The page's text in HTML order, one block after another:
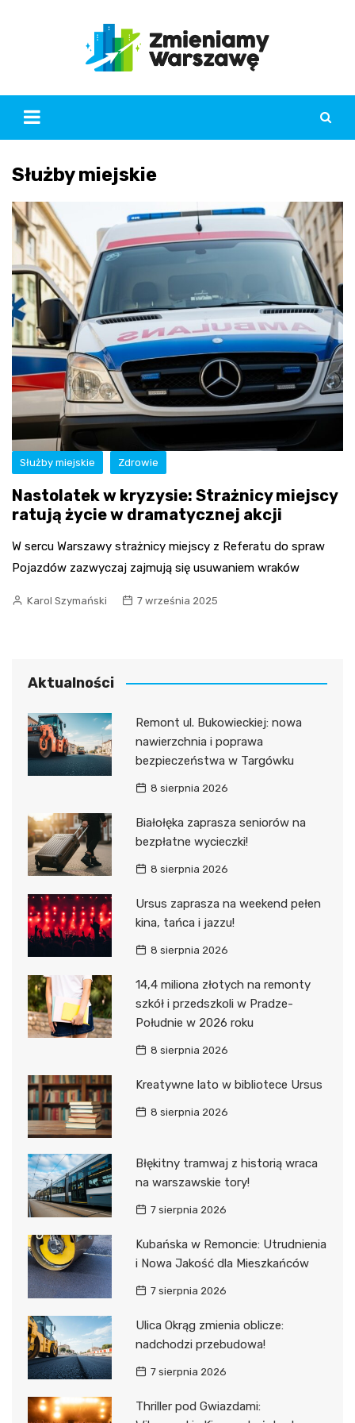
Służby miejskie
Służby miejskie Zdrowie
Nastolatek w kryzysie: Strażnicy miejscy
ratują życie w dramatycznej akcji
W sercu Warszawy strażnicy miejscy z Referatu do spraw
Pojazdów zazwyczaj zajmują się usuwaniem wraków
Karol Szymański 7 września 2025
Aktualności
Remont ul. Bukowieckiej: nowa
nawierzchnia i poprawa
bezpieczeństwa w Targówku
8 sierpnia 2026
Białołęka zaprasza seniorów na
bezpłatne wycieczki!
8 sierpnia 2026
Ursus zaprasza na weekend pełen
kina, tańca i jazzu!
8 sierpnia 2026
14,4 miliona złotych na remonty
szkół i przedszkoli w Pradze-
Południe w 2026 roku
8 sierpnia 2026
Kreatywne lato w bibliotece Ursus
8 sierpnia 2026
Błękitny tramwaj z historią wraca
na warszawskie tory!
7 sierpnia 2026
Kubańska w Remoncie: Utrudnienia
i Nowa Jakość dla Mieszkańców
7 sierpnia 2026
Ulica Okrąg zmienia oblicze:
nadchodzi przebudowa!
7 sierpnia 2026
Thriller pod Gwiazdami: